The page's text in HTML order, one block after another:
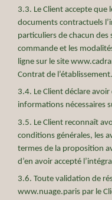
3.3. Le Client accepte que
documents contractuels
particuliers de chacun des
commande et les
ligne sur le site
Contrat de l’établissement.
3.4. Le Client déclare
informations nécessaires
3.5. Le Client reconnaît
conditions générales, les
termes de la proposition
d’en avoir accepté
3.6. Toute validation de
www.nuage.paris par le